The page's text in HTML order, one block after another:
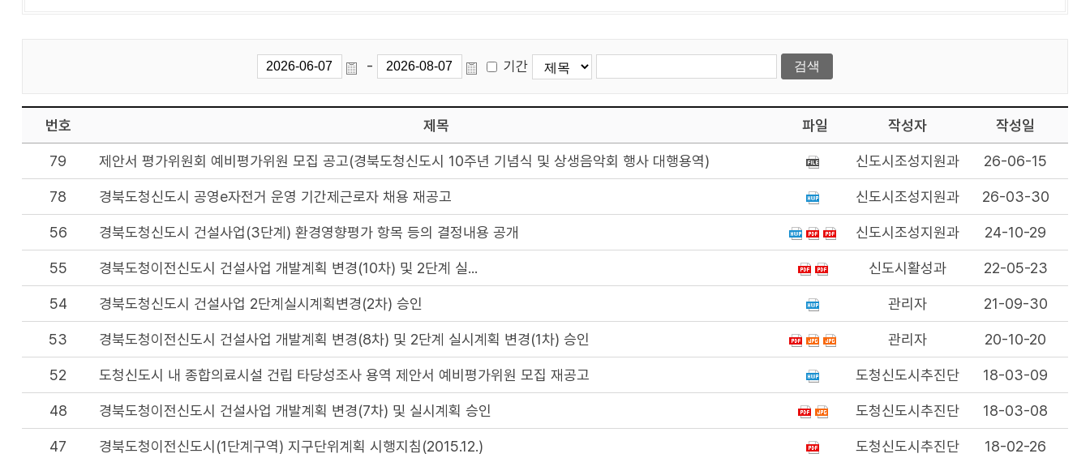
- 기간
번호 제목 파일 작성자 작성일
79 제안서 평가위원회 예비평가위원 모집 공고(경북도청신도시 10주년 기념식 및 상생음악회 행사 대행용역) 신도시조성지원과 26-06-15
78 경북도청신도시 공영e자전거 운영 기간제근로자 채용 재공고 신도시조성지원과 26-03-30
56 경북도청신도시 건설사업(3단계) 환경영향평가 항목 등의 결정내용 공개 신도시조성지원과 24-10-29
55 경북도청이전신도시 건설사업 개발계획 변경(10차) 및 2단계 실... 신도시활성과 22-05-23
54 경북도청신도시 건설사업 2단계실시계획변경(2차) 승인 관리자 21-09-30
53 경북도청이전신도시 건설사업 개발계획 변경(8차) 및 2단계 실시계획 변경(1차) 승인 관리자 20-10-20
52 도청신도시 내 종합의료시설 건립 타당성조사 용역 제안서 예비평가위원 모집 재공고 도청신도시추진단 18-03-09
48 경북도청이전신도시 건설사업 개발계획 변경(7차) 및 실시계획 승인 도청신도시추진단 18-03-08
47 경북도청이전신도시(1단계구역) 지구단위계획 시행지침(2015.12.) 도청신도시추진단 18-02-26